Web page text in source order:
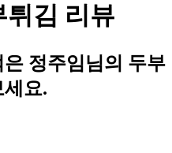
튀김 리뷰
정주임님의 두부
요.